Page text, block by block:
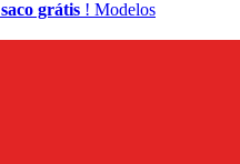
saco grátis ! Modelos